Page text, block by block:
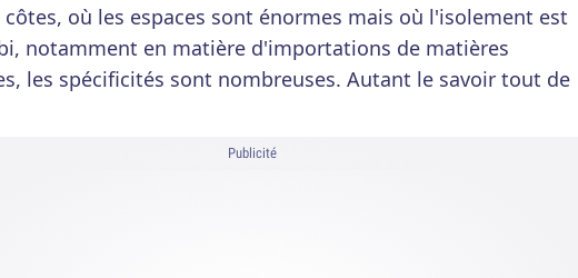
côtes, où les espaces sont énormes mais où l'isolement est
notamment en matière d'importations de matières
les spécificités sont nombreuses. Autant le savoir tout de
Publicité